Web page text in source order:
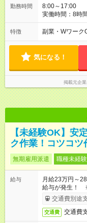
用期間の長さ：
分があります。
円 121勤務目か
::::: ::::: ::::: ::::: :::::
勤務時間
8:00～17:00
実働時間：8時
★週5日入れる
可能！ ＼毎月希望シフト提出で働きやすい！／ 毎月20日までに
OK
特徴 副業・Wワーク
気になる！
掲載元企業
【未経験OK】安
ク作業！コツコツ
無期雇用派遣 職種未経
給与
月給23万円～
給与が発生！
交通費別途
交通費 交通費